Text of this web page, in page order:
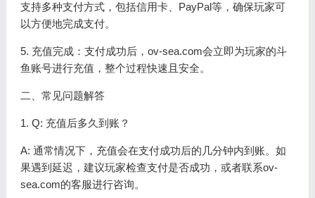
支持多种支付方式，包括信用卡、PayPal等，确保玩家可
以方便地完成支付。
5. 充值完成：支付成功后，ov-sea.com会立即为玩家的斗
鱼账号进行充值，整个过程快速且安全。
二、常见问题解答
1. Q: 充值后多久到账？
A: 通常情况下，充值会在支付成功后的几分钟内到账。如
果遇到延迟，建议玩家检查支付是否成功，或者联系ov-
sea.com的客服进行咨询。